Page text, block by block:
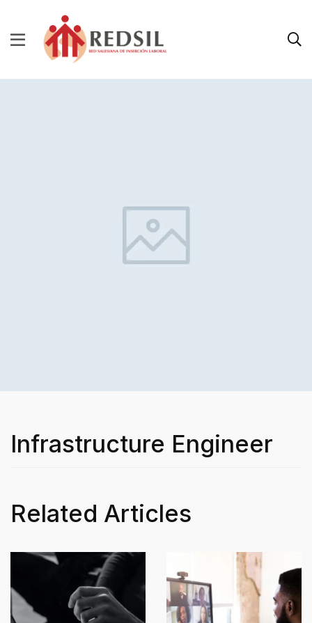
Infrastructure Engineer
Related Articles